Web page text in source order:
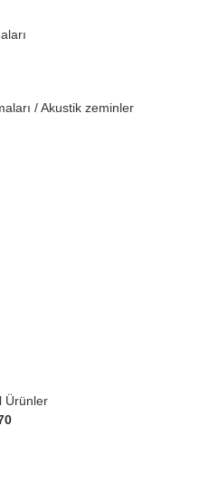
/ Akustik zeminler
Ürünler